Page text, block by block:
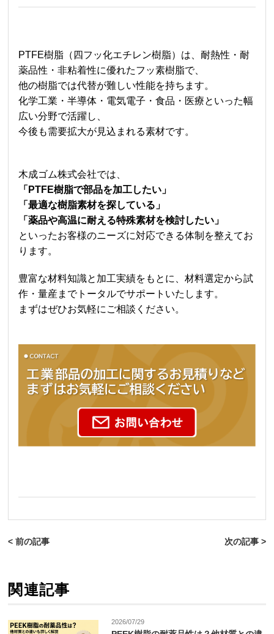
PTFE樹脂（四フッ化エチレン樹脂）は、耐熱性・耐
薬品性・非粘着性に優れたフッ素樹脂で、
他の樹脂では代替が難しい性能を持ちます。
化学工業・半導体・電気電子・食品・医療といった幅
広い分野で活躍し、
今後も需要拡大が見込まれる素材です。
木成ゴム株式会社では、
「PTFE樹脂で部品を加工したい」
「最適な樹脂素材を探している」
「薬品や高温に耐える特殊素材を検討したい」
といったお客様のニーズに対応できる体制を整えてお
ります。
豊富な材料知識と加工実績をもとに、材料選定から試
作・量産までトータルでサポートいたします。
まずはぜひお気軽にご相談ください。
< 前の記事 次の記事 >
関連記事
2026/07/29